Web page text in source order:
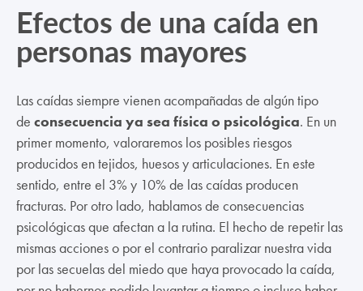
Efectos de una caída en
personas mayores
Las caídas siempre vienen acompañadas de algún tipo
de consecuencia ya sea física o psicológica. En un
primer momento, valoraremos los posibles riesgos
producidos en tejidos, huesos y articulaciones. En este
sentido, entre el 3% y 10% de las caídas producen
fracturas. Por otro lado, hablamos de consecuencias
psicológicas que afectan a la rutina. El hecho de repetir las
mismas acciones o por el contrario paralizar nuestra vida
por las secuelas del miedo que haya provocado la caída,